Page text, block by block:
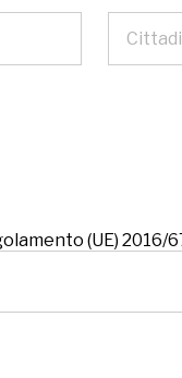
(UE) 2016/